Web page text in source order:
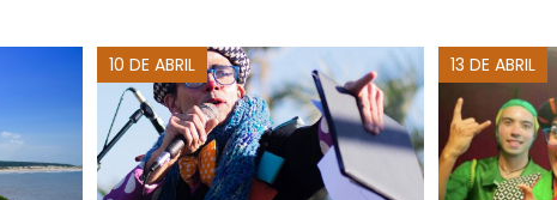
10 DE ABRIL 13 DE ABRIL